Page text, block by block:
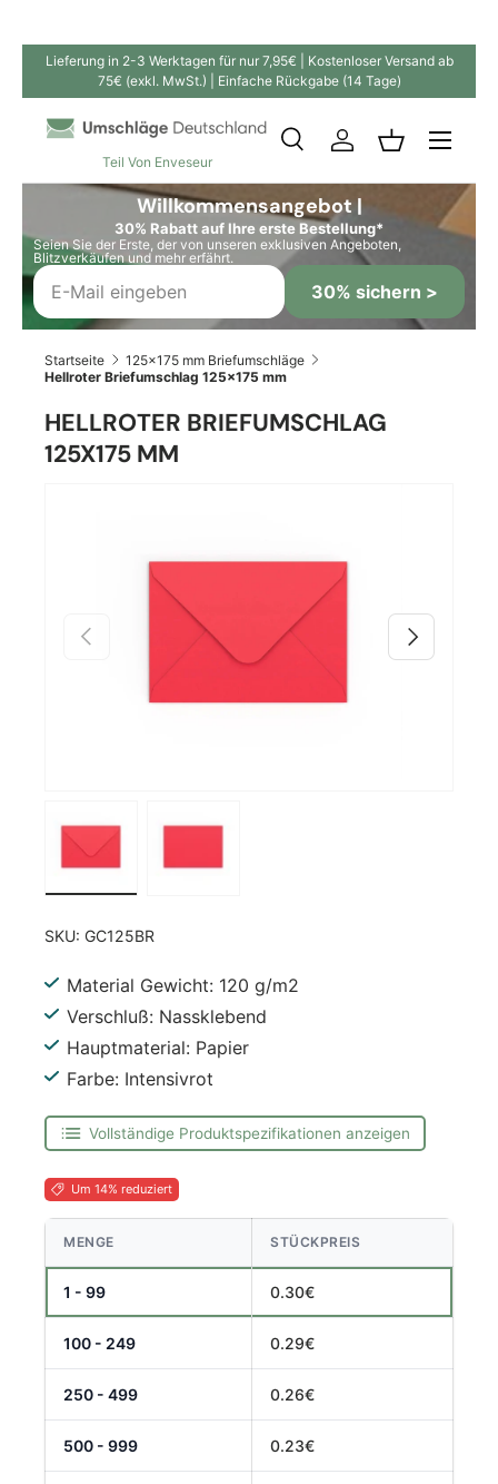
Direkt zum Inhalt
Lieferung in 2-3 Werktagen für nur 7,95€ | Kostenloser Versand ab
75€ (exkl. MwSt.) | Einfache Rückgabe (14 Tage)
Teil Von Enveseur
SuchenSuchen
SucheEinloggen
Willkommensangebot |
30% Rabatt auf Ihre erste Bestellung*
Seien Sie der Erste, der von unseren exklusiven Angeboten,
Blitzverkäufen und mehr erfährt.
30% sichern >
Startseite
125x175 mm Briefumschläge
Hellroter Briefumschlag 125x175 mm
HELLROTER BRIEFUMSCHLAG
125X175 MM
Vorherige Nächste
SKU: GC125BR
Material Gewicht: 120 g/m2
Verschluß: Nassklebend
Hauptmaterial: Papier
Farbe: Intensivrot
Vollständige Produktspezifikationen anzeigen
Um 14% reduziert
MENGE STÜCKPREIS
1 - 99 0.30€
100 - 249 0.29€
250 - 499 0.26€
500 - 999 0.23€